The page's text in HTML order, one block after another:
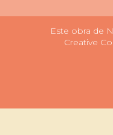
Este obra de
Creative